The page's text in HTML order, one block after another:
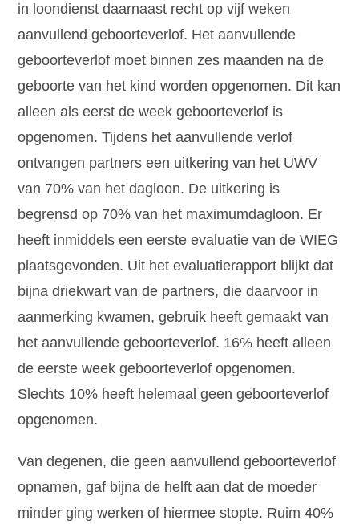
in loondienst daarnaast recht op vijf weken
aanvullend geboorteverlof. Het aanvullende
geboorteverlof moet binnen zes maanden na de
geboorte van het kind worden opgenomen. Dit kan
alleen als eerst de week geboorteverlof is
opgenomen. Tijdens het aanvullende verlof
ontvangen partners een uitkering van het UWV
van 70% van het dagloon. De uitkering is
begrensd op 70% van het maximumdagloon. Er
heeft inmiddels een eerste evaluatie van de WIEG
plaatsgevonden. Uit het evaluatierapport blijkt dat
bijna driekwart van de partners, die daarvoor in
aanmerking kwamen, gebruik heeft gemaakt van
het aanvullende geboorteverlof. 16% heeft alleen
de eerste week geboorteverlof opgenomen.
Slechts 10% heeft helemaal geen geboorteverlof
opgenomen.
Van degenen, die geen aanvullend geboorteverlof
opnamen, gaf bijna de helft aan dat de moeder
minder ging werken of hiermee stopte. Ruim 40%